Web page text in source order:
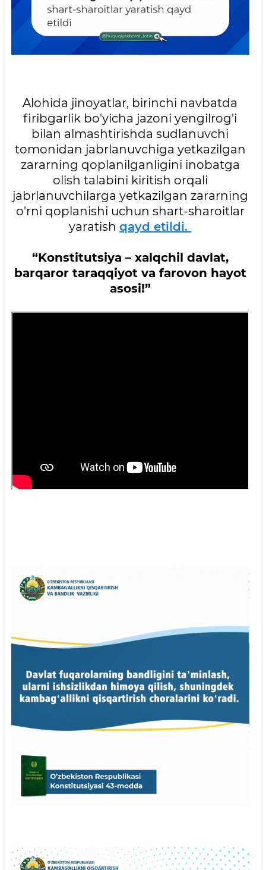
Alohida jinoyatlar, birinchi navbatda
firibgarlik bo'yicha jazoni yengilrog'i
bilan almashtirishda sudlanuvchi
tomonidan jabrlanuvchiga yetkazilgan
zararning qoplanilganligini inobatga
olish talabini kiritish orqali
jabrlanuvchilarga yetkazilgan zararning
o'rni qoplanishi uchun shart-sharoitlar
yaratishqayd etildi.
“Konstitutsiya – xalqchil davlat,
barqaror taraqqiyot va farovon hayot
asosi!”